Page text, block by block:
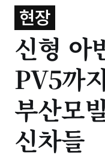
현장
신형 아
PV5까
부산모
신차들